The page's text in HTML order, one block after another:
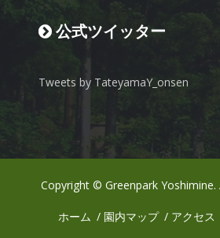
公式ツイッター
Tweets by TateyamaY_onsen
Copyright © Greenpark Yoshimine.
ホーム 園内マップ アクセス